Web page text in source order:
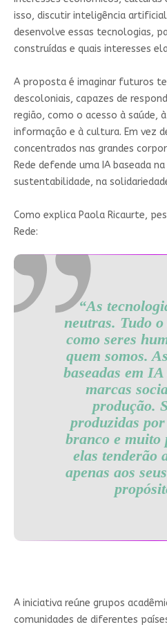
isso, discutir inteligência
desenvolve essas tecnologias,
construídas e quais interesses
A proposta é imaginar futuros
descoloniais, capazes de
região, como o acesso à saúde,
informação e à cultura. Em vez
concentrados nas grandes
Rede defende uma IA baseada
sustentabilidade, na
Como explica Paola Ricaurte,
Rede:
“As
neutras. Tudo
como seres
quem somos.
baseadas em
marcas
produção.
produzidas
branco e muito
elas tenderão
apenas aos
A iniciativa reúne grupos
comunidades de diferentes